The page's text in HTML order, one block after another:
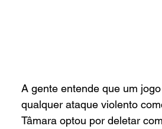
A gente entende que um
qualquer ataque violento
Tâmara optou por deletar